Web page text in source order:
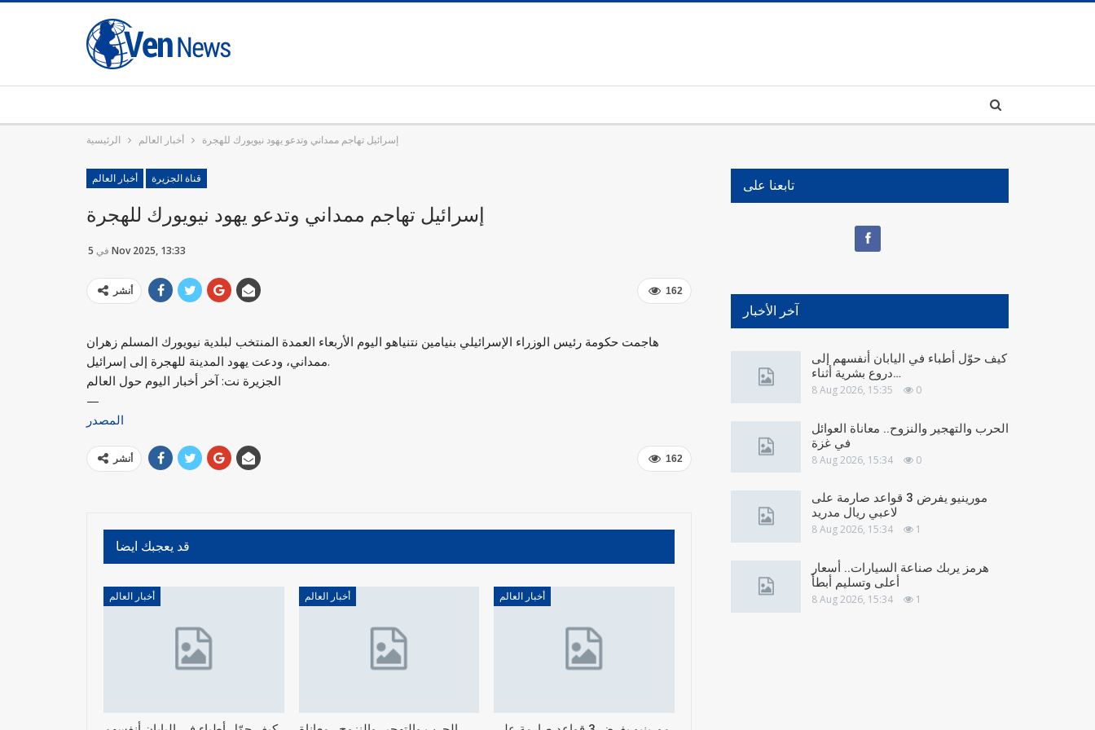
الرئيسية أخبار العالم إسرائيل تهاجم ممداني وتدعو يهود نيويورك للهجرة
أخبار العالم قناة الجزيرة
إسرائيل تهاجم ممداني وتدعو يهود نيويورك للهجرة
في 5 Nov 2025, 13:33
162 أنشر
هاجمت حكومة رئيس الوزراء الإسرائيلي بنيامين نتنياهو اليوم الأربعاء العمدة المنتخب لبلدية نيويورك المسلم زهران
ممداني، ودعت يهود المدينة للهجرة إلى إسرائيل.
الجزيرة نت: آخر أخبار اليوم حول العالم
—
المصدر
162 أنشر
قد يعجبك ايضا
أخبار العالم أخبار العالم أخبار العالم
تابعنا على
آخر الأخبار
كيف حوّل أطباء في اليابان أنفسهم إلى
دروع بشرية أثناء…
8 Aug 2026, 15:35 0
الحرب والتهجير والنزوح.. معاناة العوائل
في غزة
8 Aug 2026, 15:34 0
مورينيو يفرض 3 قواعد صارمة على
لاعبي ريال مدريد
8 Aug 2026, 15:34 1
هرمز يربك صناعة السيارات.. أسعار
أعلى وتسليم أبطأ
8 Aug 2026, 15:34 1